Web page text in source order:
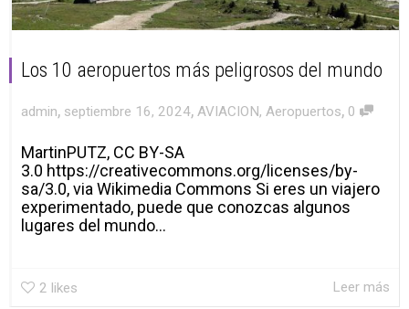
Los 10 aeropuertos más peligrosos del mundo
admin, septiembre 16, 2024, AVIACION, Aeropuertos, 0
MartinPUTZ, CC BY-SA
3.0 https://creativecommons.org/licenses/by-
sa/3.0, via Wikimedia Commons Si eres un viajero
experimentado, puede que conozcas algunos
lugares del mundo...
2 likes Leer más